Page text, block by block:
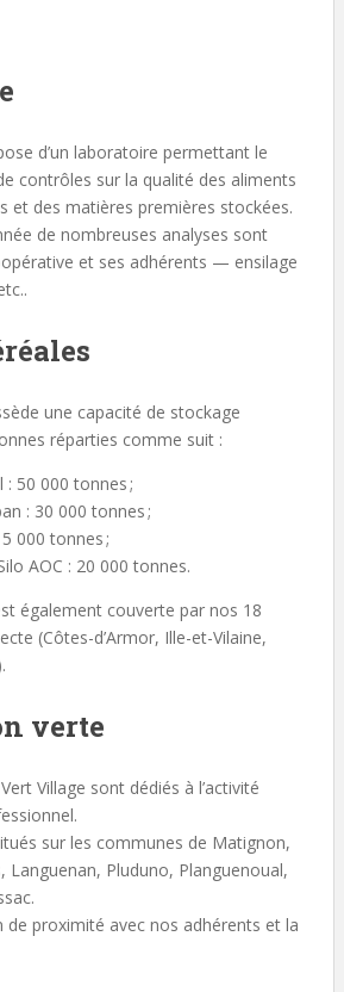
d’un laboratoire permettant le
contrôles sur la qualité des aliments
et des matières premières stockées.
de nombreuses analyses sont
et ses adhérents — ensilage
une capacité de stockage
réparties comme suit :
: 50 000 tonnes ;
: 30 000 tonnes ;
000 tonnes ;
AOC : 20 000 tonnes.
également couverte par nos 18
(Côtes-d’Armor, Ille-et-Vilaine,
verte
Village sont dédiés à l’activité
sur les communes de Matignon,
Languenan, Pluduno, Planguenoual,
de proximité avec nos adhérents et la